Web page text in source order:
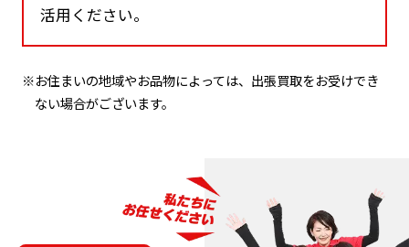
活用ください。
※お住まいの地域やお品物によっては、出張買取をお受けでき
ない場合がございます。